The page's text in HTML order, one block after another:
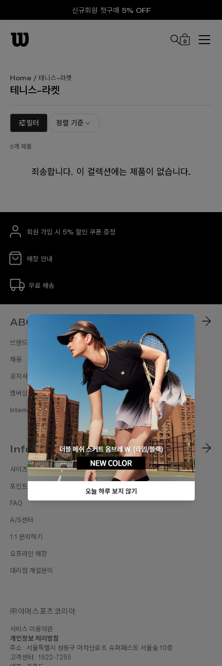
신규회원 첫구매 5% OFF
0
Home / 테니스-라켓
테니스-라켓
필터 정렬 기준
0개 제품
죄송합니다. 이 컬렉션에는 제품이 없습니다.
회원 가입 시 5% 할인 쿠폰 증정
매장 안내
무료 배송
ABOUT
브랜드스토리
채용
공지사항
멤버십
International Sites
Information
사이즈가이드
포인트 혜택
FAQ
A/S센터
1:1 문의하기
오프라인 매장
대리점 개설문의
㈜아머스포츠코리아
서비스 이용약관
개인정보 처리방침
주소 : 서울특별시 성동구 아차산로 6, 슈퍼패스트 서울숲 10층
고객센터 : 1522-7255